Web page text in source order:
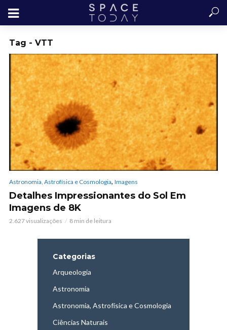
Tag - VTT
Astronomia, Astrofísica e Cosmologia, Imagens
Detalhes Impressionantes do Sol Em
Imagens de 8K
2.627 visualizações 8 min de leitura
Categorias
Arqueologia
Astronomia
Astronomia, Astrofísica e Cosmologia
Ciências Naturais